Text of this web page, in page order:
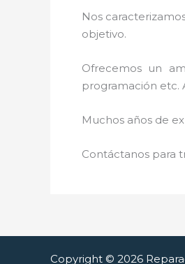
Nos
objetivo.
Ofrecemos un
programación etc.
Muchos años de
Contáctanos para
Copyright © 2026